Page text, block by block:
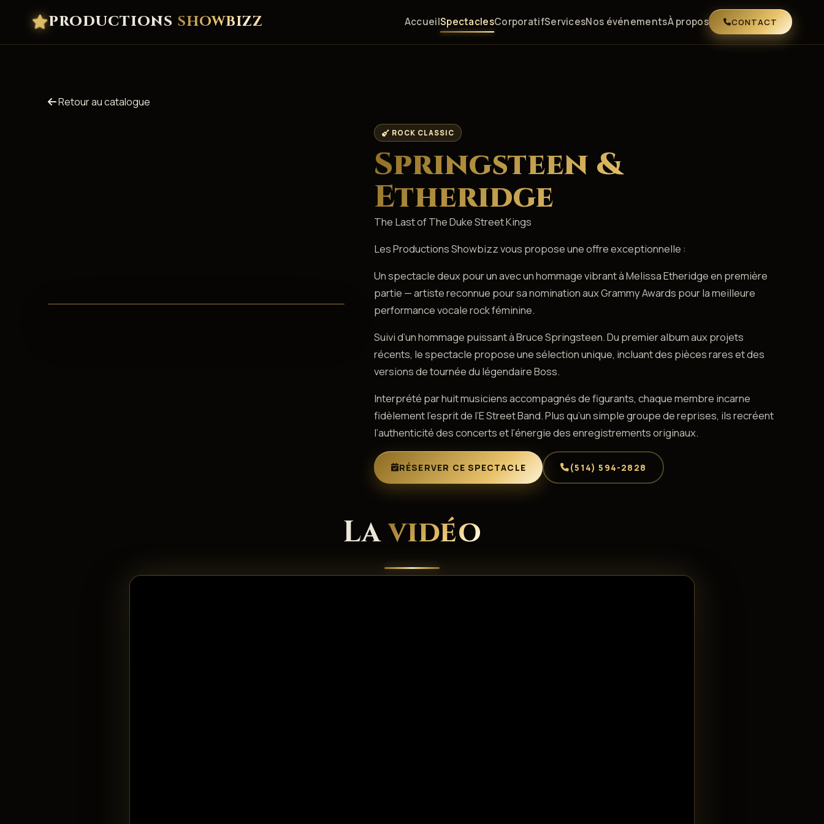
PRODUCTIONS SHOWBIZZ AccueilSpectaclesCorporatifServicesNos événementsÀ propos CONTACT
Retour au catalogue
ROCK CLASSIC
Springsteen &
Etheridge
The Last of The Duke Street Kings
Les Productions Showbizz vous propose une offre exceptionnelle :
Un spectacle deux pour un avec un hommage vibrant à Melissa Etheridge en première
partie — artiste reconnue pour sa nomination aux Grammy Awards pour la meilleure
performance vocale rock féminine.
Suivi d’un hommage puissant à Bruce Springsteen. Du premier album aux projets
récents, le spectacle propose une sélection unique, incluant des pièces rares et des
versions de tournée du légendaire Boss.
Interprété par huit musiciens accompagnés de figurants, chaque membre incarne
fidèlement l’esprit de l’E Street Band. Plus qu’un simple groupe de reprises, ils recréent
l’authenticité des concerts et l’énergie des enregistrements originaux.
RÉSERVER CE SPECTACLE (514) 594-2828
Lavidéo